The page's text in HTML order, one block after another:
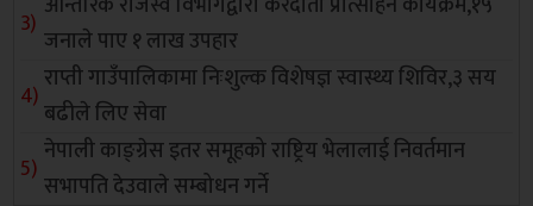
जनाले पाए १ लाख उपहार
राप्ती गाउँपालिकामा निःशुल्क विशेषज्ञ स्वास्थ्य शिविर,३ सय
बढीले लिए सेवा
नेपाली काङ्ग्रेस इतर समूहको राष्ट्रिय भेलालाई निवर्तमान
सभापति देउवाले सम्बोधन गर्ने